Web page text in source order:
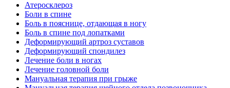
Атеросклероз
Боли в спине
Боль в пояснице, отдающая в ногу
Боль в спине под лопатками
Деформирующий артроз суставов
Деформирующий спондилез
Лечение боли в ногах
Лечение головной боли
Мануальная терапия при грыже